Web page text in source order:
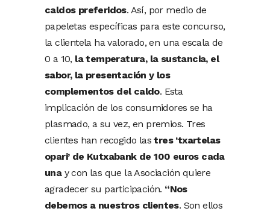
caldos preferidos. Así, por medio de
papeletas específicas para este concurso,
la clientela ha valorado, en una escala de
0 a 10, la temperatura, la sustancia, el
sabor, la presentación y los
complementos del caldo. Esta
implicación de los consumidores se ha
plasmado, a su vez, en premios. Tres
clientes han recogido lastres ‘txartelas
opari’ de Kutxabank de 100 euros cada
unay con las que la Asociación quiere
agradecer su participación. “Nos
debemos a nuestros clientes. Son ellos